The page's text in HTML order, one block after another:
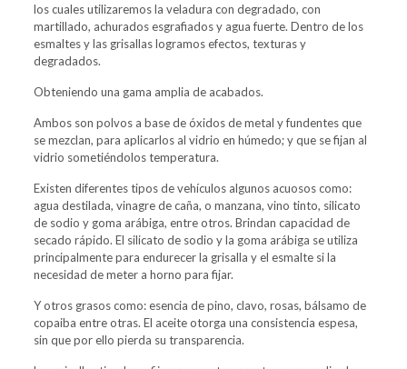
los cuales utilizaremos la veladura con degradado, con
martillado, achurados esgrafiados y agua fuerte. Dentro de los
esmaltes y las grisallas logramos efectos, texturas y
degradados.
Obteniendo una gama amplia de acabados.
Ambos son polvos a base de óxidos de metal y fundentes que
se mezclan, para aplicarlos al vidrio en húmedo; y que se fijan al
vidrio sometiéndolos temperatura.
Existen diferentes tipos de vehículos algunos acuosos como:
agua destilada, vinagre de caña, o manzana, vino tinto, silicato
de sodio y goma arábiga, entre otros. Brindan capacidad de
secado rápido. El silicato de sodio y la goma arábiga se utiliza
principalmente para endurecer la grisalla y el esmalte si la
necesidad de meter a horno para fijar.
Y otros grasos como: esencia de pino, clavo, rosas, bálsamo de
copaiba entre otras. El aceite otorga una consistencia espesa,
sin que por ello pierda su transparencia.